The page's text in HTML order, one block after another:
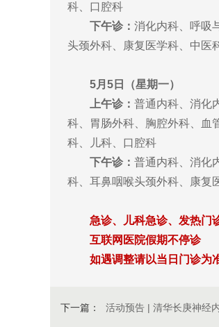
科、口腔科
下午诊： 消化内科、呼吸
头颈外科、康复医学科、中医
5月5日（星期一）
上午诊： 普通内科、消化
科、胃肠外科、胸腔外科、血
科、儿科、口腔科
下午诊： 普通内科、消化
科、耳鼻咽喉头颈外科、康复
急诊、儿科急诊、发热门
互联网医院假期不停诊
如遇调整请以当日门诊为
下一篇： 活动预告 | 清华长庚神经